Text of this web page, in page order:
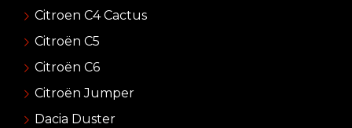
Citroen C4 Cactus
Citroën C5
Citroën C6
Citroën Jumper
Dacia Duster